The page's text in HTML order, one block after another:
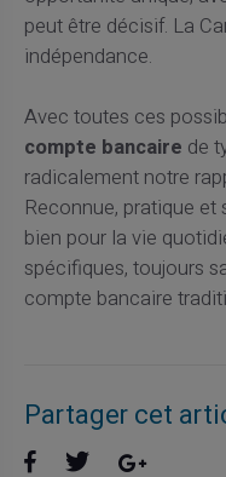
peut être décisif. La
indépendance.
Avec toutes ces
compte bancaire de
radicalement notre
Reconnue, pratique
bien pour la vie
spécifiques, toujours
compte bancaire
Partager cet